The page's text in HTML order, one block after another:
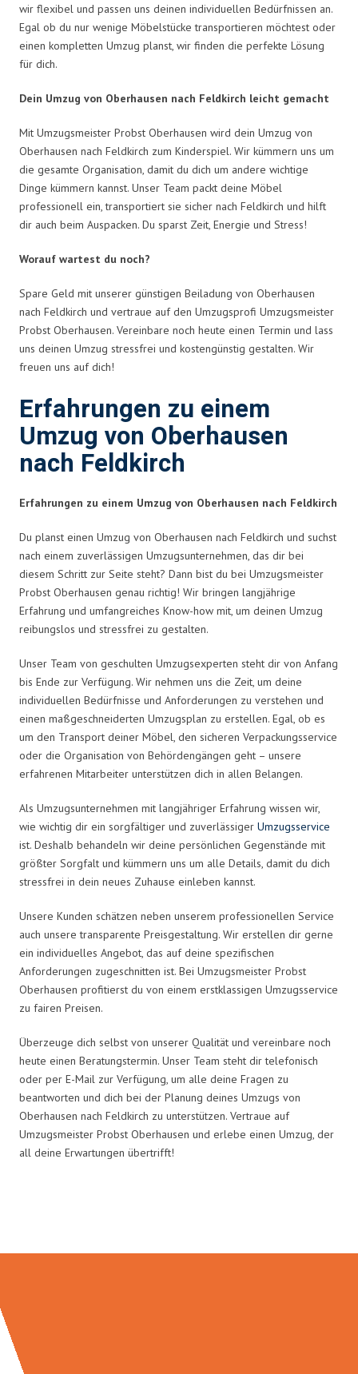
wir flexibel und passen uns deinen individuellen Bedürfnissen an.
Egal ob du nur wenige Möbelstücke transportieren möchtest oder
einen kompletten Umzug planst, wir finden die perfekte Lösung
für dich.
Dein Umzug von Oberhausen nach Feldkirch leicht gemacht
Mit Umzugsmeister Probst Oberhausen wird dein Umzug von
Oberhausen nach Feldkirch zum Kinderspiel. Wir kümmern uns um
die gesamte Organisation, damit du dich um andere wichtige
Dinge kümmern kannst. Unser Team packt deine Möbel
professionell ein, transportiert sie sicher nach Feldkirch und hilft
dir auch beim Auspacken. Du sparst Zeit, Energie und Stress!
Worauf wartest du noch?
Spare Geld mit unserer günstigen Beiladung von Oberhausen
nach Feldkirch und vertraue auf den Umzugsprofi Umzugsmeister
Probst Oberhausen. Vereinbare noch heute einen Termin und lass
uns deinen Umzug stressfrei und kostengünstig gestalten. Wir
freuen uns auf dich!
Erfahrungen zu einem
Umzug von Oberhausen
nach Feldkirch
Erfahrungen zu einem Umzug von Oberhausen nach Feldkirch
Du planst einen Umzug von Oberhausen nach Feldkirch und suchst
nach einem zuverlässigen Umzugsunternehmen, das dir bei
diesem Schritt zur Seite steht? Dann bist du bei Umzugsmeister
Probst Oberhausen genau richtig! Wir bringen langjährige
Erfahrung und umfangreiches Know-how mit, um deinen Umzug
reibungslos und stressfrei zu gestalten.
Unser Team von geschulten Umzugsexperten steht dir von Anfang
bis Ende zur Verfügung. Wir nehmen uns die Zeit, um deine
individuellen Bedürfnisse und Anforderungen zu verstehen und
einen maßgeschneiderten Umzugsplan zu erstellen. Egal, ob es
um den Transport deiner Möbel, den sicheren Verpackungsservice
oder die Organisation von Behördengängen geht – unsere
erfahrenen Mitarbeiter unterstützen dich in allen Belangen.
Als Umzugsunternehmen mit langjähriger Erfahrung wissen wir,
wie wichtig dir ein sorgfältiger und zuverlässiger Umzugsservice
ist. Deshalb behandeln wir deine persönlichen Gegenstände mit
größter Sorgfalt und kümmern uns um alle Details, damit du dich
stressfrei in dein neues Zuhause einleben kannst.
Unsere Kunden schätzen neben unserem professionellen Service
auch unsere transparente Preisgestaltung. Wir erstellen dir gerne
ein individuelles Angebot, das auf deine spezifischen
Anforderungen zugeschnitten ist. Bei Umzugsmeister Probst
Oberhausen profitierst du von einem erstklassigen Umzugsservice
zu fairen Preisen.
Überzeuge dich selbst von unserer Qualität und vereinbare noch
heute einen Beratungstermin. Unser Team steht dir telefonisch
oder per E-Mail zur Verfügung, um alle deine Fragen zu
beantworten und dich bei der Planung deines Umzugs von
Oberhausen nach Feldkirch zu unterstützen. Vertraue auf
Umzugsmeister Probst Oberhausen und erlebe einen Umzug, der
all deine Erwartungen übertrifft!